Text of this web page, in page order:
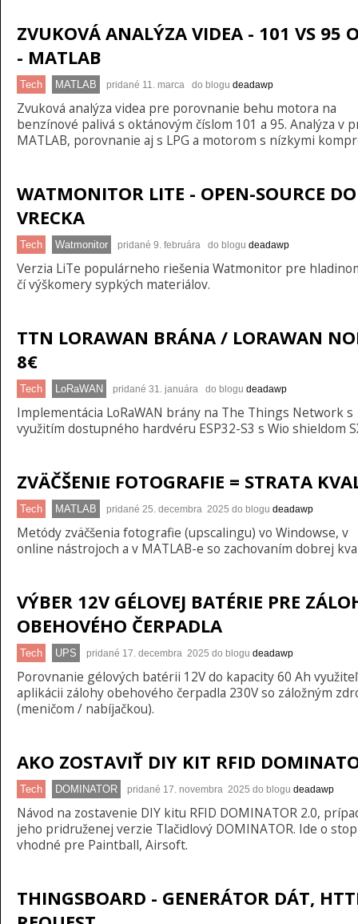
ZVUKOVÁ ANALÝZA VIDEA - 101 VS 95
- MATLAB
Tech MATLAB pridané 11. marca do blogudeadawp
Zvuková analýza videa pre porovnanie behu motora na
benzínové palivá s oktánovým číslom 101 a 95. Analýza v
MATLAB, porovnanie aj s LPG a motorom s nízkymi
WATMONITOR LITE - OPEN-SOURCE DO
VRECKA
Tech Watmonitor pridané 9. februára do blogudeadawp
Verzia LiTe populárneho riešenia Watmonitor pre
čí výškomery sypkých materiálov.
TTN LORAWAN BRÁNA / LORAWAN
8€
Tech LoRaWAN pridané 31. januára do blogudeadawp
Implementácia LoRaWAN brány na The Things Network s
využitím dostupného hardvéru ESP32-S3 s Wio shieldom
ZVÄČŠENIE FOTOGRAFIE = STRATA
Tech MATLAB pridané 25. decembra 2025 do blogudeadawp
Metódy zväčšenia fotografie (upscalingu) vo Windowse, v
online nástrojoch a v MATLAB-e so zachovaním dobrej
VÝBER 12V GÉLOVEJ BATÉRIE PRE
OBEHOVÉHO ČERPADLA
Tech UPS pridané 17. decembra 2025 do blogudeadawp
Porovnanie gélových batérii 12V do kapacity 60 Ah
aplikácii zálohy obehového čerpadla 230V so záložným
(meničom / nabíjačkou).
AKO ZOSTAVIŤ DIY KIT RFID
Tech DOMINATOR pridané 17. novembra 2025 do blogudeadawp
Návod na zostavenie DIY kitu RFID DOMINATOR 2.0,
jeho pridruženej verzie Tlačidlový DOMINATOR. Ide o
vhodné pre Paintball, Airsoft.
THINGSBOARD - GENERÁTOR DÁT,